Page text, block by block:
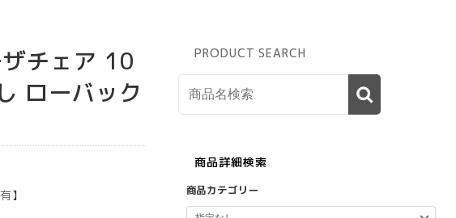
チェア 10
ローバック
】
PRODUCT SEARCH
商品詳細検索
商品カテゴリー